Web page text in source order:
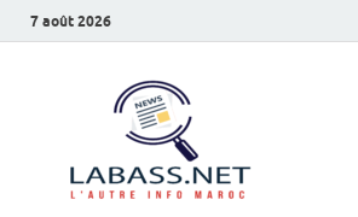
7 août 2026